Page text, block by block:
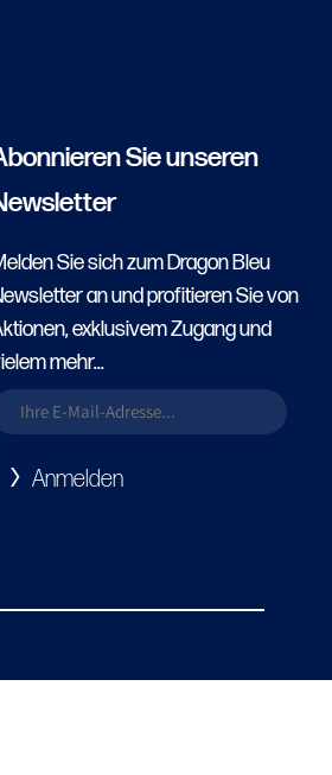
Sie unseren
Sie sich zum Dragon Bleu
an und profitieren Sie von
exklusivem Zugang und
mehr...
Anmelden